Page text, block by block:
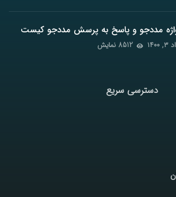
مددجو و پاسخ به پرسش مددجو کیست
8512 نمایش
دسترسی سریع